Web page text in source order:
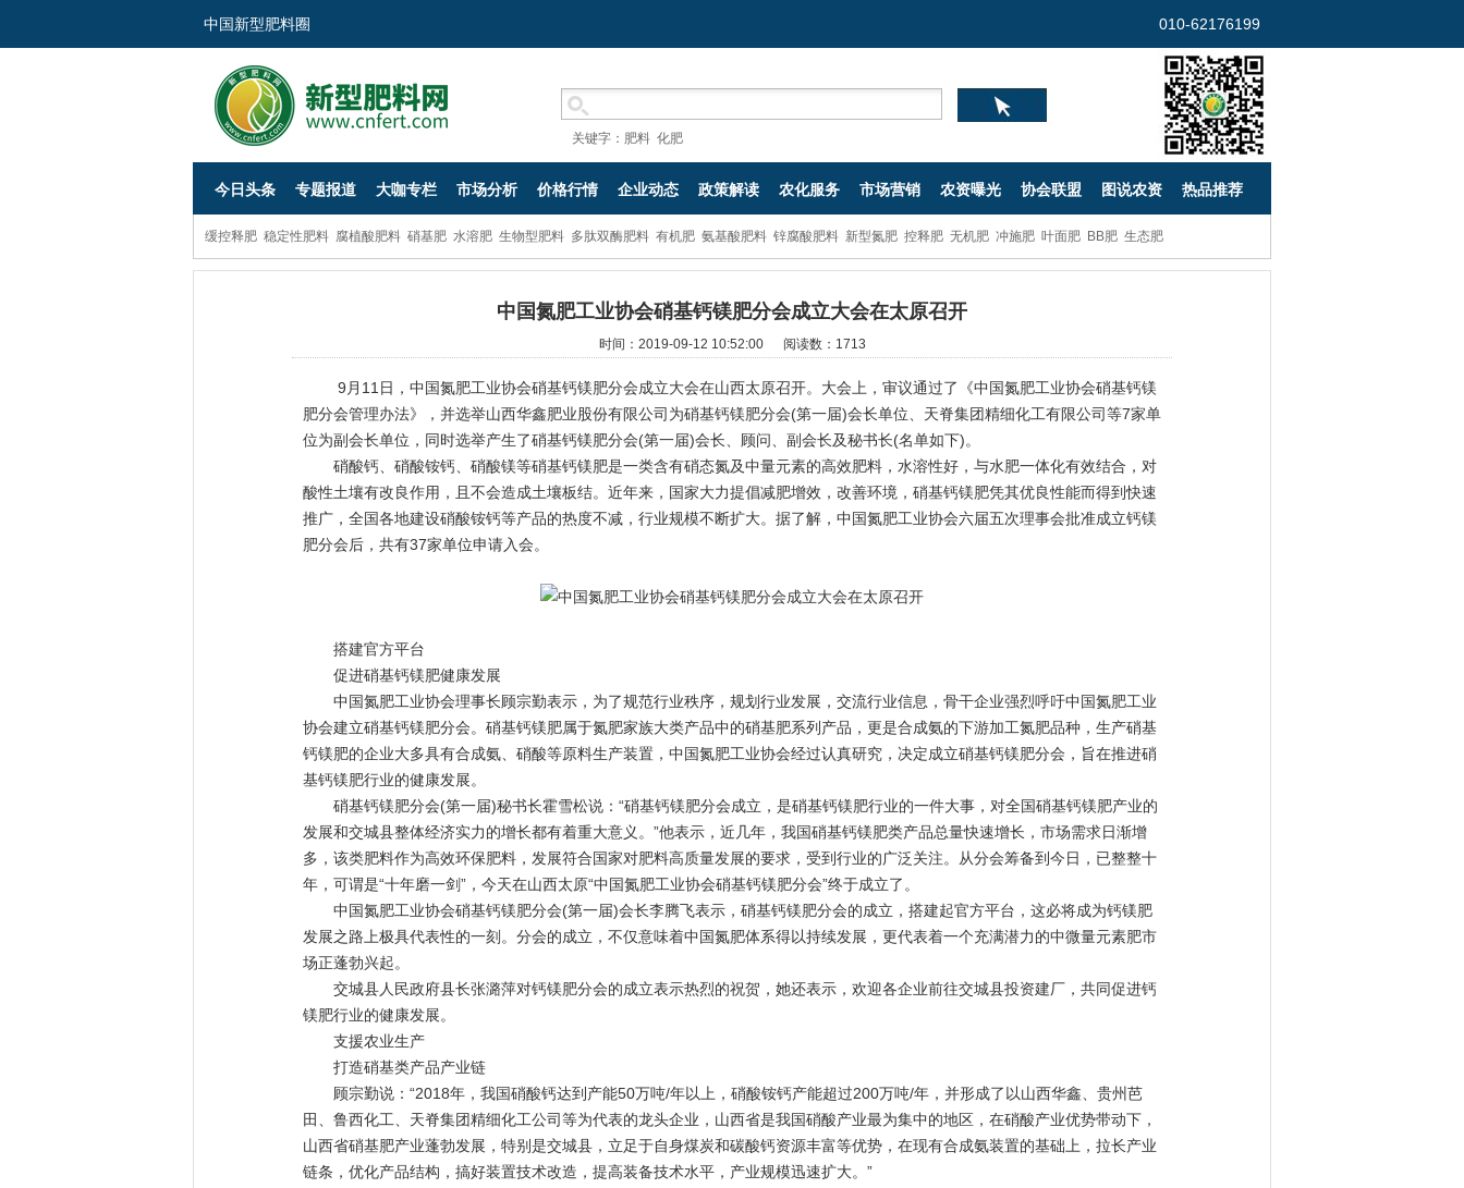
中国新型肥料圈 010-62176199
关键字： 肥料 化肥
今日头条 专题报道 大咖专栏 市场分析 价格行情 企业动态 政策解读 农化服务 市场营销 农资曝光 协会联盟 图说农资 热品推荐
缓控释肥 稳定性肥料 腐植酸肥料 硝基肥 水溶肥 生物型肥料 多肽双酶肥料 有机肥 氨基酸肥料 锌腐酸肥料 新型氮肥 控释肥 无机肥 冲施肥 叶面肥 BB肥 生态肥
中国氮肥工业协会硝基钙镁肥分会成立大会在太原召开
时间：2019-09-12 10:52:00 阅读数： 1713
9月11日，中国氮肥工业协会硝基钙镁肥分会成立大会在山西太原召开。大会上，审议通过了《中国氮肥工业协会硝基钙镁
肥分会管理办法》，并选举山西华鑫肥业股份有限公司为硝基钙镁肥分会(第一届)会长单位、天脊集团精细化工有限公司等7家单
位为副会长单位，同时选举产生了硝基钙镁肥分会(第一届)会长、顾问、副会长及秘书长(名单如下)。
硝酸钙、硝酸铵钙、硝酸镁等硝基钙镁肥是一类含有硝态氮及中量元素的高效肥料，水溶性好，与水肥一体化有效结合，对
酸性土壤有改良作用，且不会造成土壤板结。近年来，国家大力提倡减肥增效，改善环境，硝基钙镁肥凭其优良性能而得到快速
推广，全国各地建设硝酸铵钙等产品的热度不减，行业规模不断扩大。据了解，中国氮肥工业协会六届五次理事会批准成立钙镁
肥分会后，共有37家单位申请入会。
搭建官方平台
促进硝基钙镁肥健康发展
中国氮肥工业协会理事长顾宗勤表示，为了规范行业秩序，规划行业发展，交流行业信息，骨干企业强烈呼吁中国氮肥工业
协会建立硝基钙镁肥分会。硝基钙镁肥属于氮肥家族大类产品中的硝基肥系列产品，更是合成氨的下游加工氮肥品种，生产硝基
钙镁肥的企业大多具有合成氨、硝酸等原料生产装置，中国氮肥工业协会经过认真研究，决定成立硝基钙镁肥分会，旨在推进硝
基钙镁肥行业的健康发展。
硝基钙镁肥分会(第一届)秘书长霍雪松说：“硝基钙镁肥分会成立，是硝基钙镁肥行业的一件大事，对全国硝基钙镁肥产业的
发展和交城县整体经济实力的增长都有着重大意义。”他表示，近几年，我国硝基钙镁肥类产品总量快速增长，市场需求日渐增
多，该类肥料作为高效环保肥料，发展符合国家对肥料高质量发展的要求，受到行业的广泛关注。从分会筹备到今日，已整整十
年，可谓是“十年磨一剑”，今天在山西太原“中国氮肥工业协会硝基钙镁肥分会”终于成立了。
中国氮肥工业协会硝基钙镁肥分会(第一届)会长李腾飞表示，硝基钙镁肥分会的成立，搭建起官方平台，这必将成为钙镁肥
发展之路上极具代表性的一刻。分会的成立，不仅意味着中国氮肥体系得以持续发展，更代表着一个充满潜力的中微量元素肥市
场正蓬勃兴起。
交城县人民政府县长张潞萍对钙镁肥分会的成立表示热烈的祝贺，她还表示，欢迎各企业前往交城县投资建厂，共同促进钙
镁肥行业的健康发展。
支援农业生产
打造硝基类产品产业链
顾宗勤说：“2018年，我国硝酸钙达到产能50万吨/年以上，硝酸铵钙产能超过200万吨/年，并形成了以山西华鑫、贵州芭
田、鲁西化工、天脊集团精细化工公司等为代表的龙头企业，山西省是我国硝酸产业最为集中的地区，在硝酸产业优势带动下，
山西省硝基肥产业蓬勃发展，特别是交城县，立足于自身煤炭和碳酸钙资源丰富等优势，在现有合成氨装置的基础上，拉长产业
链条，优化产品结构，搞好装置技术改造，提高装备技术水平，产业规模迅速扩大。”